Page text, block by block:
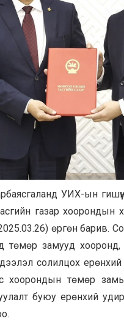
УИХ-ын
газар хоорондын
өргөн барив.
замууд хооронд,
солилцох
хоорондын төмөр
буюу ерөнхий